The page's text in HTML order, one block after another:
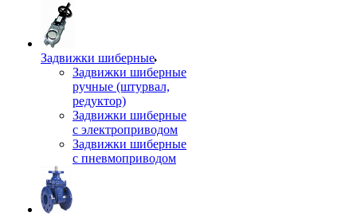
Задвижки шиберные
Задвижки шиберные
ручные (штурвал,
редуктор)
Задвижки шиберные
с электроприводом
Задвижки шиберные
с пневмоприводом